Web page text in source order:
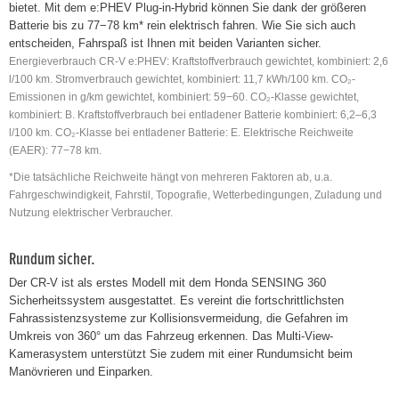
bietet. Mit dem e:PHEV Plug-in-Hybrid können Sie dank der größeren
Batterie bis zu 77−78 km* rein elektrisch fahren. Wie Sie sich auch
entscheiden, Fahrspaß ist Ihnen mit beiden Varianten sicher.
Energieverbrauch CR-V e:PHEV: Kraftstoffverbrauch gewichtet, kombiniert: 2,6
l/100 km. Stromverbrauch gewichtet, kombiniert: 11,7 kWh/100 km. CO₂-
Emissionen in g/km gewichtet, kombiniert: 59−60. CO₂-Klasse gewichtet,
kombiniert: B. Kraftstoffverbrauch bei entladener Batterie kombiniert: 6,2–6,3
l/100 km. CO₂-Klasse bei entladener Batterie: E. Elektrische Reichweite
(EAER): 77−78 km.
*Die tatsächliche Reichweite hängt von mehreren Faktoren ab, u.a.
Fahrgeschwindigkeit, Fahrstil, Topografie, Wetterbedingungen, Zuladung und
Nutzung elektrischer Verbraucher.
Rundum sicher.
Der CR-V ist als erstes Modell mit dem Honda SENSING 360
Sicherheitssystem ausgestattet. Es vereint die fortschrittlichsten
Fahrassistenzsysteme zur Kollisionsvermeidung, die Gefahren im
Umkreis von 360° um das Fahrzeug erkennen. Das Multi-View-
Kamerasystem unterstützt Sie zudem mit einer Rundumsicht beim
Manövrieren und Einparken.